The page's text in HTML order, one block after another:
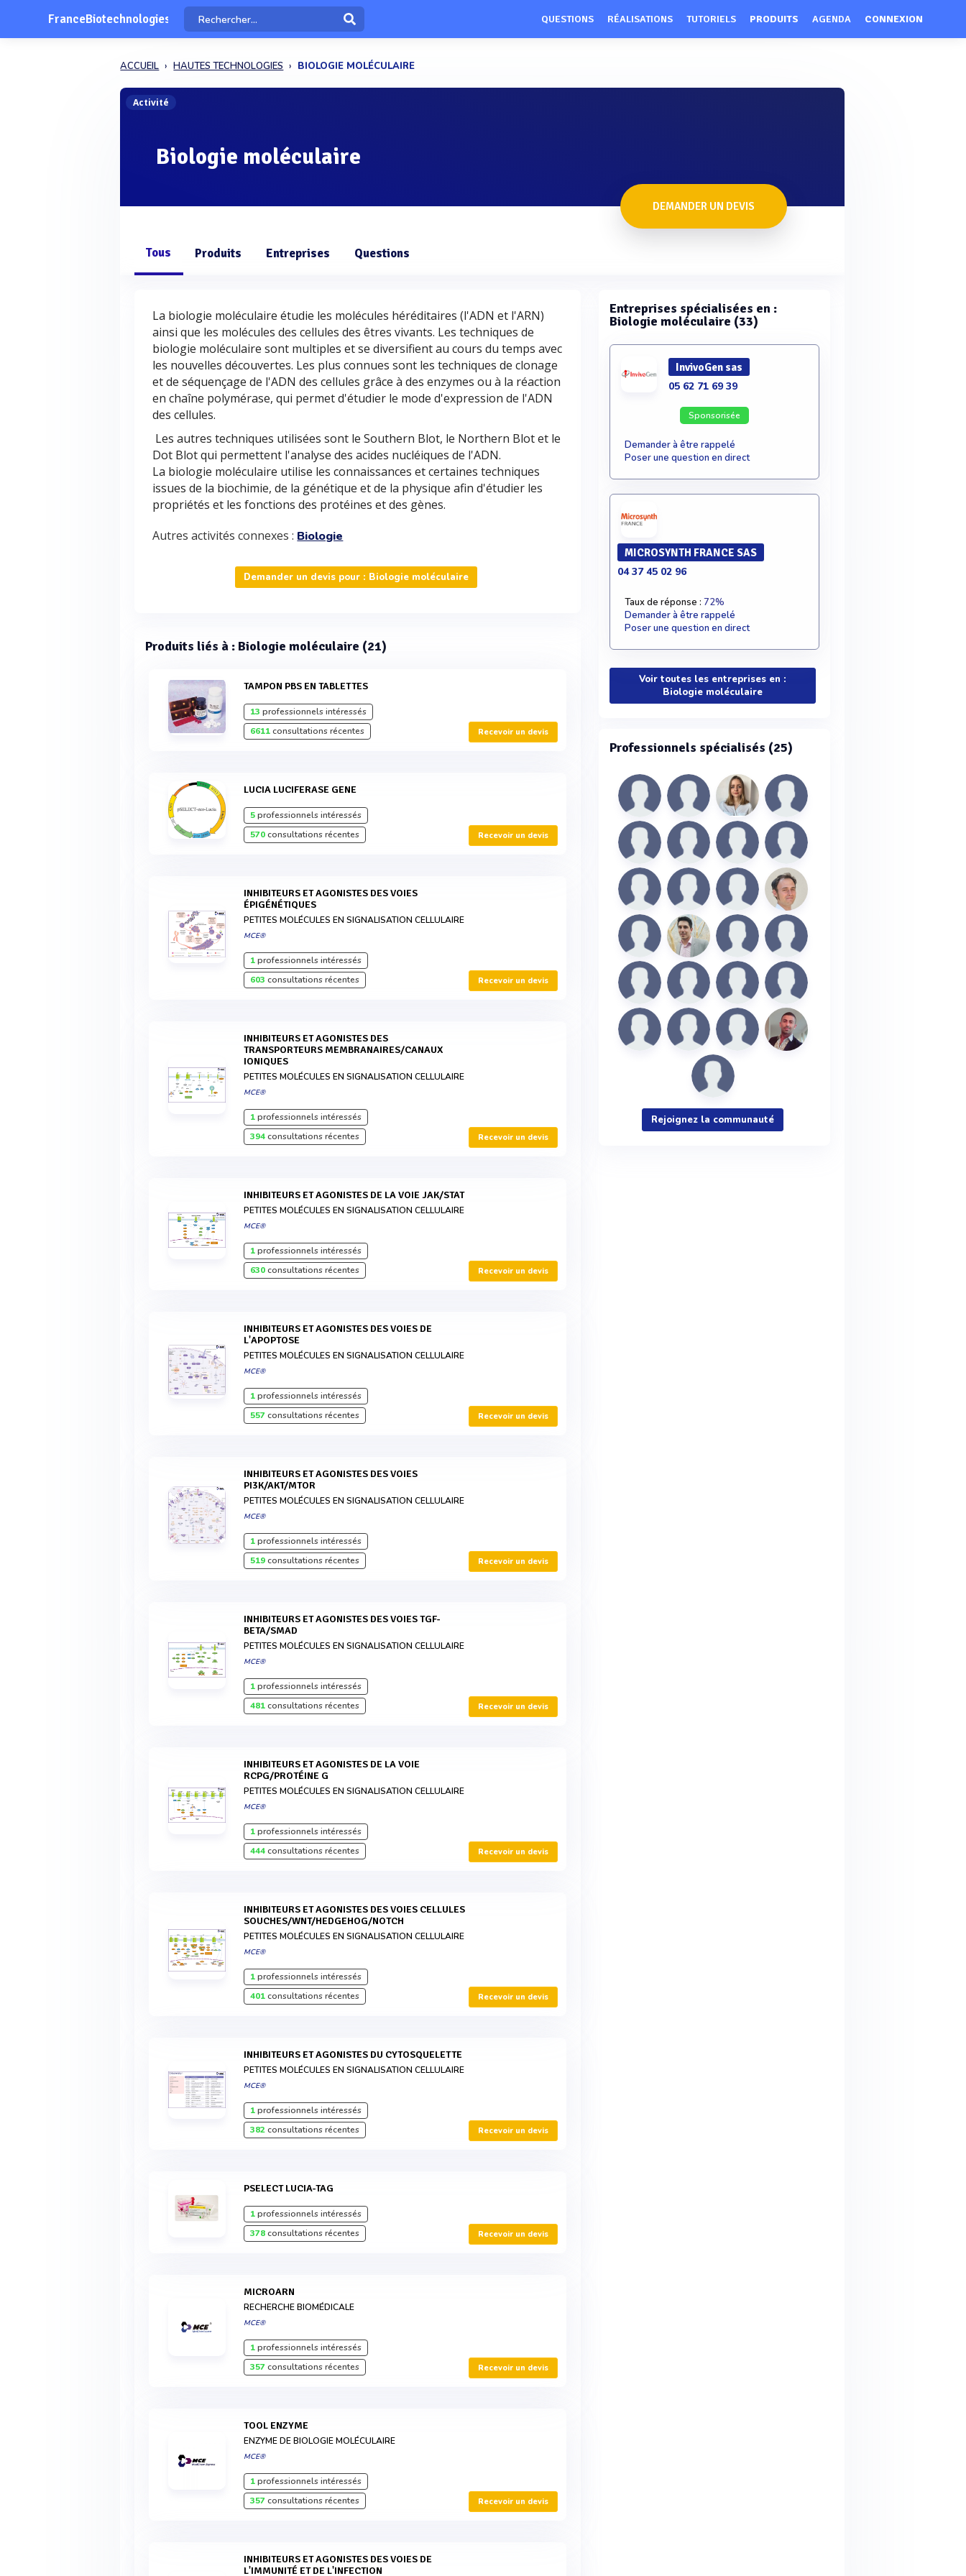
FranceBiotechnologies QUESTIONS RÉALISATIONS TUTORIELS PRODUITS AGENDA CONNEXION
ACCUEIL HAUTES TECHNOLOGIES BIOLOGIE MOLÉCULAIRE
Activité
Biologie moléculaire
DEMANDER UN DEVIS
Tous Produits Entreprises Questions
La biologie moléculaire étudie les molécules héréditaires (l'ADN et l'ARN)
ainsi que les molécules des cellules des êtres vivants. Les techniques de
biologie moléculaire sont multiples et se diversifient au cours du temps avec
les nouvelles découvertes. Les plus connues sont les techniques de clonage
et de séquençage de l'ADN des cellules grâce à des enzymes ou à la réaction
en chaîne polymérase, qui permet d'étudier le mode d'expression de l'ADN
des cellules.
Les autres techniques utilisées sont le Southern Blot, le Northern Blot et le
Dot Blot qui permettent l'analyse des acides nucléiques de l'ADN.
La biologie moléculaire utilise les connaissances et certaines techniques
issues de la biochimie, de la génétique et de la physique afin d'étudier les
propriétés et les fonctions des protéines et des gènes.
Autres activités connexes : Biologie
Demander un devis pour : Biologie moléculaire
Produits liés à : Biologie moléculaire (21)
TAMPON PBS EN TABLETTES
13 professionnels intéressés
6611consultations récentes Recevoir un devis
LUCIA LUCIFERASE GENE
5professionnels intéressés
570consultations récentes Recevoir un devis
INHIBITEURS ET AGONISTES DES VOIES
ÉPIGÉNÉTIQUES
PETITES MOLÉCULES EN SIGNALISATION CELLULAIRE
MCE®
1professionnels intéressés
603 consultations récentes Recevoir un devis
INHIBITEURS ET AGONISTES DES
TRANSPORTEURS MEMBRANAIRES/CANAUX
IONIQUES
PETITES MOLÉCULES EN SIGNALISATION CELLULAIRE
MCE®
1professionnels intéressés
394consultations récentes Recevoir un devis
INHIBITEURS ET AGONISTES DE LA VOIE JAK/STAT
PETITES MOLÉCULES EN SIGNALISATION CELLULAIRE
MCE®
1professionnels intéressés
630consultations récentes Recevoir un devis
INHIBITEURS ET AGONISTES DES VOIES DE
L'APOPTOSE
PETITES MOLÉCULES EN SIGNALISATION CELLULAIRE
MCE®
1professionnels intéressés
557consultations récentes Recevoir un devis
INHIBITEURS ET AGONISTES DES VOIES
PI3K/AKT/MTOR
PETITES MOLÉCULES EN SIGNALISATION CELLULAIRE
MCE®
1professionnels intéressés
519consultations récentes Recevoir un devis
INHIBITEURS ET AGONISTES DES VOIES TGF-
BETA/SMAD
PETITES MOLÉCULES EN SIGNALISATION CELLULAIRE
MCE®
1professionnels intéressés
481consultations récentes Recevoir un devis
INHIBITEURS ET AGONISTES DE LA VOIE
RCPG/PROTÉINE G
PETITES MOLÉCULES EN SIGNALISATION CELLULAIRE
MCE®
1professionnels intéressés
444consultations récentes Recevoir un devis
INHIBITEURS ET AGONISTES DES VOIES CELLULES
SOUCHES/WNT/HEDGEHOG/NOTCH
PETITES MOLÉCULES EN SIGNALISATION CELLULAIRE
MCE®
1professionnels intéressés
401consultations récentes Recevoir un devis
INHIBITEURS ET AGONISTES DU CYTOSQUELETTE
PETITES MOLÉCULES EN SIGNALISATION CELLULAIRE
MCE®
1professionnels intéressés
382consultations récentes Recevoir un devis
PSELECT LUCIA-TAG
1professionnels intéressés
378consultations récentes Recevoir un devis
MICROARN
RECHERCHE BIOMÉDICALE
MCE®
1professionnels intéressés
357consultations récentes Recevoir un devis
TOOL ENZYME
ENZYME DE BIOLOGIE MOLÉCULAIRE
MCE®
1professionnels intéressés
357consultations récentes Recevoir un devis
INHIBITEURS ET AGONISTES DES VOIES DE
L'IMMUNITÉ ET DE L'INFECTION
Entreprises spécialisées en :
Biologie moléculaire (33)
InvivoGen sas
05 62 71 69 39
Sponsorisée
Demander à être rappelé
Poser une question en direct
MICROSYNTH FRANCE SAS
04 37 45 02 96
Taux de réponse : 72%
Demander à être rappelé
Poser une question en direct
Voir toutes les entreprises en :
Biologie moléculaire
Professionnels spécialisés (25)
Rejoignez la communauté